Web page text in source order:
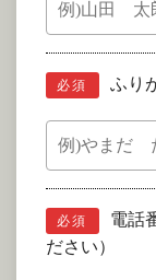
必須 ふり
必須
電話
ださい）